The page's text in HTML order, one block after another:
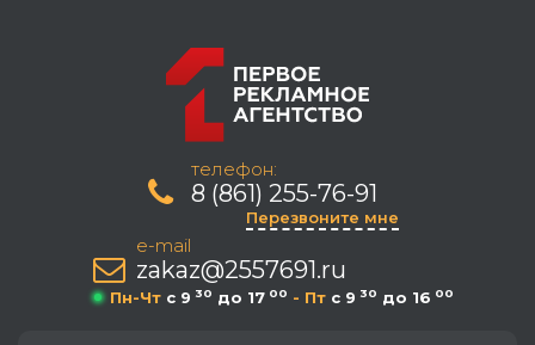
телефон:
8 (861) 255-76-91
Перезвоните мне
e-mail
zakaz@2557691.ru
Пн-Чт c 9 30 до 17 00 - Пт c 9 30 до 16 00